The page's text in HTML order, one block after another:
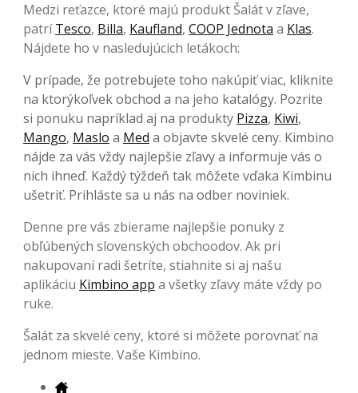
Medzi reťazce, ktoré majú produkt Šalát v zľave,
patríTesco, Billa, Kaufland, COOP Jednota a Klas.
Nájdete ho v nasledujúcich letákoch:
V prípade, že potrebujete toho nakúpiť viac, kliknite
na ktorýkoľvek obchod a na jeho katalógy. Pozrite
si ponuku napríklad aj na produkty Pizza, Kiwi,
Mango, Maslo a Med a objavte skvelé ceny. Kimbino
nájde za vás vždy najlepšie zľavy a informuje vás o
nich ihneď. Každý týždeň tak môžete vďaka Kimbinu
ušetriť. Prihláste sa u nás na odber noviniek.
Denne pre vás zbierame najlepšie ponuky z
obľúbených slovenských obchoodov. Ak pri
nakupovaní radi šetríte, stiahnite si aj našu
aplikáciu Kimbino app a všetky zľavy máte vždy po
ruke.
Šalát za skvelé ceny, ktoré si môžete porovnať na
jednom mieste. Vaše Kimbino.